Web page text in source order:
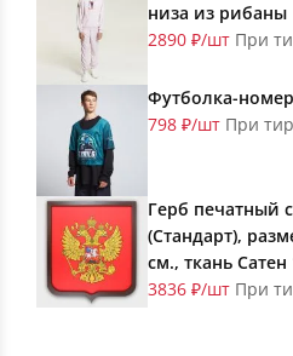
низа из рибаны
2890 ₽/шт При
Футболка-номер
798 ₽/шт При
Герб печатный
(Стандарт),
см., ткань Сатен
3836 ₽/шт При